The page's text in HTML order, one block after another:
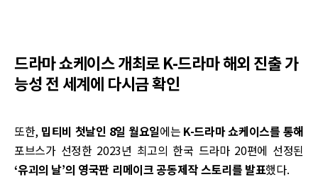
드라마 쇼케이스 개최로 K-드라마 해외 진출 가
능성 전 세계에 다시금 확인
또한, 밉티비 첫날인 8일 월요일에는 K-드라마 쇼케이스를 통해
포브스가 선정한 2023년 최고의 한국 드라마 20편에 선정된
‘유괴의 날’의 영국판 리메이크 공동제작 스토리를 발표했다.